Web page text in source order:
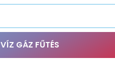
VÍZ GÁZ FŰTÉS